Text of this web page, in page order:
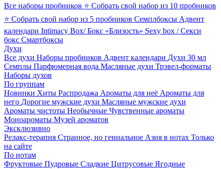
Все наборы пробников ⭐ Собрать свой набор из 10 пробников
⭐ Собрать свой набор из 5 пробников Семплбоксы Адвент
календари Intimacy Box/ Бокс «Близость» Sexy box / Секси
бокс Смартбоксы
Духи
Все духи Наборы пробников Адвент календари Духи 30 мл
Семплы Парфюмерная вода Масляные духи Трэвел-форматы
Наборы духов
По группам
Новинки Хиты Распродажа Ароматы для неё Ароматы для
него Дорогие мужские духи Масляные мужские духи
Ароматы чистоты Необычные Чувственные ароматы
Моноароматы Музей ароматов
Эксклюзивно
Релакс-терапия Странное, но гениальное Азия в нотах Только
на сайте
По нотам
Фруктовые Пудровые Сладкие Цитрусовые Ягодные